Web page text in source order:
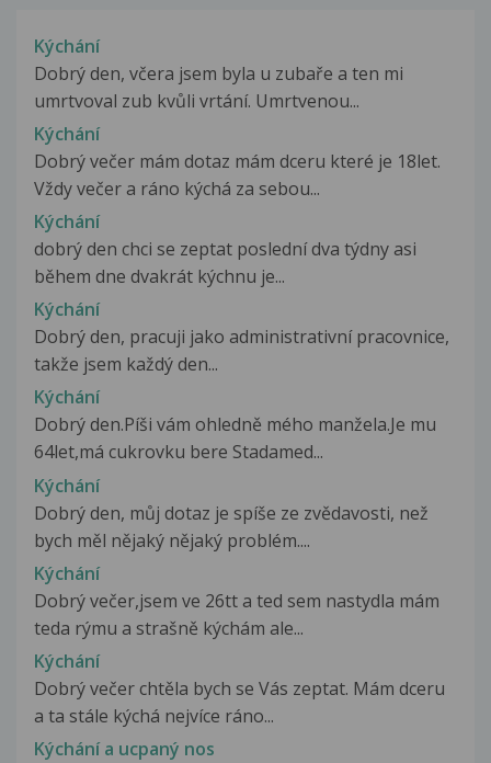
Kýchání
Dobrý den, včera jsem byla u zubaře a ten mi
umrtvoval zub kvůli vrtání. Umrtvenou...
Kýchání
Dobrý večer mám dotaz mám dceru které je 18let.
Vždy večer a ráno kýchá za sebou...
Kýchání
dobrý den chci se zeptat poslední dva týdny asi
během dne dvakrát kýchnu je...
Kýchání
Dobrý den, pracuji jako administrativní pracovnice,
takže jsem každý den...
Kýchání
Dobrý den.Píši vám ohledně mého manžela.Je mu
64let,má cukrovku bere Stadamed...
Kýchání
Dobrý den, můj dotaz je spíše ze zvědavosti, než
bych měl nějaký nějaký problém....
Kýchání
Dobrý večer,jsem ve 26tt a ted sem nastydla mám
teda rýmu a strašně kýchám ale...
Kýchání
Dobrý večer chtěla bych se Vás zeptat. Mám dceru
a ta stále kýchá nejvíce ráno...
Kýchání a ucpaný nos